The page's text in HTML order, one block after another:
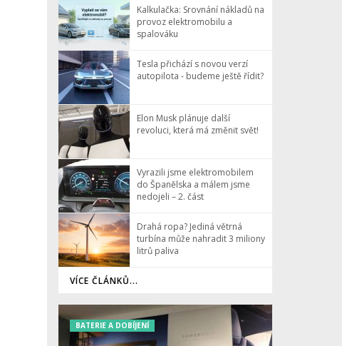
Kalkulačka: Srovnání nákladů na
provoz elektromobilu a
spalováku
Tesla přichází s novou verzí
autopilota - budeme ještě řídit?
Elon Musk plánuje další
revoluci, která má změnit svět!
Vyrazili jsme elektromobilem
do Španělska a málem jsme
nedojeli – 2. část
Drahá ropa? Jediná větrná
turbína může nahradit 3 miliony
litrů paliva
VÍCE ČLÁNKŮ...
BATERIE A DOBÍJENÍ